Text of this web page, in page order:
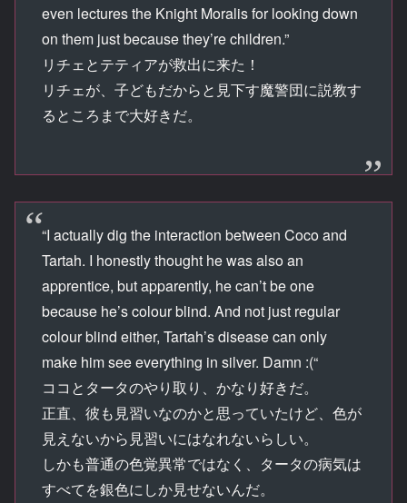
even lectures the Knight Moralis for looking down
on them just because they’re children.”
リチェとテティアが救出に来た！
リチェが、子どもだからと見下す魔警団に説教す
るところまで大好きだ。
“I actually dig the interaction between Coco and
Tartah. I honestly thought he was also an
apprentice, but apparently, he can’t be one
because he’s colour blind. And not just regular
colour blind either, Tartah’s disease can only
make him see everything in silver. Damn :(“
ココとタータのやり取り、かなり好きだ。
正直、彼も見習いなのかと思っていたけど、色が
見えないから見習いにはなれないらしい。
しかも普通の色覚異常ではなく、タータの病気は
すべてを銀色にしか見せないんだ。